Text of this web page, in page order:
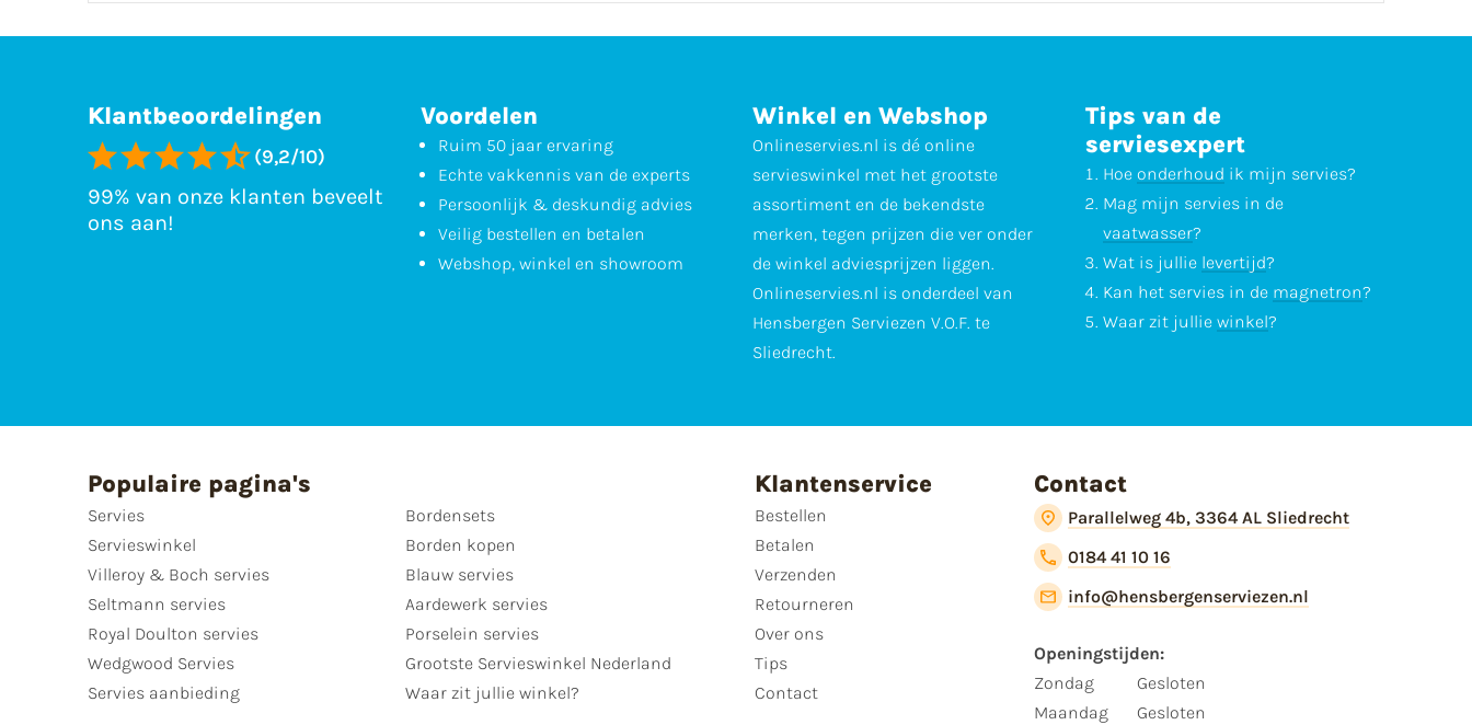
Klantbeoordelingen
(9,2/10)
99% van onze klanten beveelt
ons aan!
Voordelen
Ruim 50 jaar ervaring
Echte vakkennis van de experts
Persoonlijk & deskundig advies
Veilig bestellen en betalen
Webshop, winkel en showroom
Winkel en Webshop
Onlineservies.nl is dé online
servieswinkel met het grootste
assortiment en de bekendste
merken, tegen prijzen die ver onder
de winkel adviesprijzen liggen.
Onlineservies.nl is onderdeel van
Hensbergen Serviezen V.O.F. te
Sliedrecht.
Tips van de
serviesexpert
Hoe onderhoud ik mijn servies?
Mag mijn servies in de
vaatwasser?
Wat is jullie levertijd?
Kan het servies in de magnetron?
Waar zit jullie winkel?
Populaire pagina's
Servies
Servieswinkel
Villeroy & Boch servies
Seltmann servies
Royal Doulton servies
Wedgwood Servies
Servies aanbieding
Bordensets
Borden kopen
Blauw servies
Aardewerk servies
Porselein servies
Grootste Servieswinkel Nederland
Waar zit jullie winkel?
Klantenservice
Bestellen
Betalen
Verzenden
Retourneren
Over ons
Tips
Contact
Contact
Parallelweg 4b, 3364 AL Sliedrecht
0184 41 10 16
info@hensbergenserviezen.nl
Openingstijden:
Zondag
Maandag
Gesloten
Gesloten